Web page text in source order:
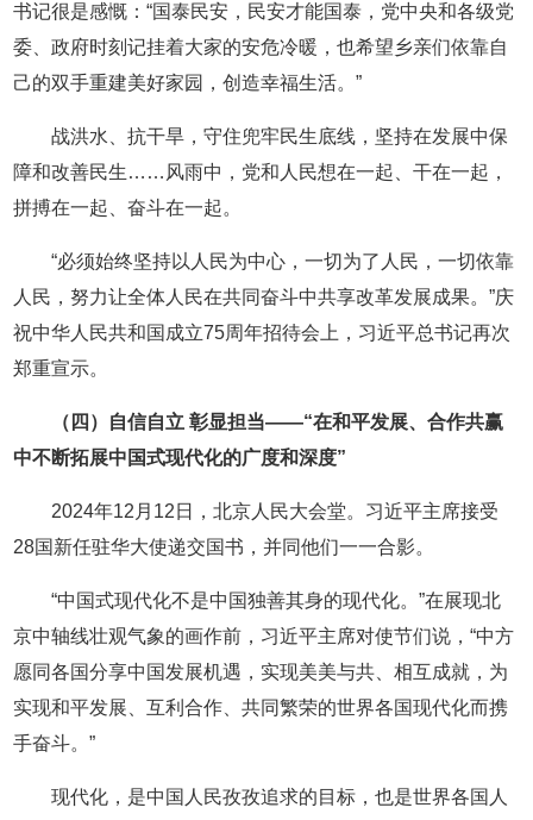
书记很是感慨：“国泰民安，民安才能国泰，党中央和各级党
委、政府时刻记挂着大家的安危冷暖，也希望乡亲们依靠自
己的双手重建美好家园，创造幸福生活。”
战洪水、抗干旱，守住兜牢民生底线，坚持在发展中保
障和改善民生……风雨中，党和人民想在一起、干在一起，
拼搏在一起、奋斗在一起。
“必须始终坚持以人民为中心，一切为了人民，一切依靠
人民，努力让全体人民在共同奋斗中共享改革发展成果。”庆
祝中华人民共和国成立75周年招待会上，习近平总书记再次
郑重宣示。
（四）自信自立 彰显担当——“在和平发展、合作共赢
中不断拓展中国式现代化的广度和深度”
2024年12月12日，北京人民大会堂。习近平主席接受
28国新任驻华大使递交国书，并同他们一一合影。
“中国式现代化不是中国独善其身的现代化。”在展现北
京中轴线壮观气象的画作前，习近平主席对使节们说，“中方
愿同各国分享中国发展机遇，实现美美与共、相互成就，为
实现和平发展、互利合作、共同繁荣的世界各国现代化而携
手奋斗。”
现代化，是中国人民孜孜追求的目标，也是世界各国人